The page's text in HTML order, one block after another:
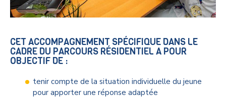
CET ACCOMPAGNEMENT SPÉCIFIQUE DANS LE
CADRE DU PARCOURS RÉSIDENTIEL A POUR
OBJECTIF DE :
tenir compte de la situation individuelle du jeune
pour apporter une réponse adaptée